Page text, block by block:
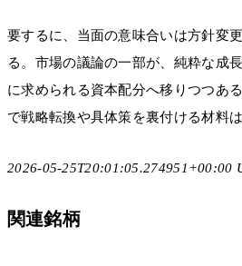
要するに、当面の意味合いは方針変
る。市場の議論の一部が、純粋な成
に求められる資本配分へ移りつつあ
で戦略転換や具体策を裏付ける材料は
2026-05-25T20:01:05.274951+00:00
関連銘柄